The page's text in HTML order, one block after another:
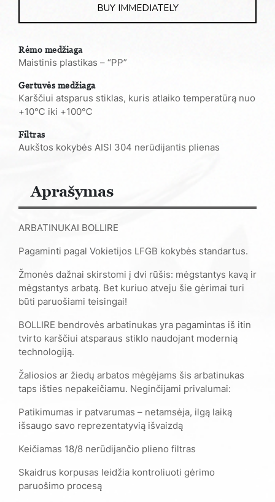
BUY IMMEDIATELY
Rėmo medžiaga
Maistinis plastikas – “PP”
Gertuvės medžiaga
Karščiui atsparus stiklas, kuris atlaiko temperatūrą nuo
+10℃ iki +100℃
Filtras
Aukštos kokybės AISI 304 nerūdijantis plienas
Aprašymas
ARBATINUKAI BOLLIRE
Pagaminti pagal Vokietijos LFGB kokybės standartus.
Žmonės dažnai skirstomi į dvi rūšis: mėgstantys kavą ir
mėgstantys arbatą. Bet kuriuo atveju šie gėrimai turi
būti paruošiami teisingai!
BOLLIRE bendrovės arbatinukas yra pagamintas iš itin
tvirto karščiui atsparaus stiklo naudojant modernią
technologiją.
Žaliosios ar žiedų arbatos mėgėjams šis arbatinukas
taps išties nepakeičiamu. Neginčijami privalumai:
Patikimumas ir patvarumas – netamsėja, ilgą laiką
išsaugo savo reprezentatyvią išvaizdą
Keičiamas 18/8 nerūdijančio plieno filtras
Skaidrus korpusas leidžia kontroliuoti gėrimo
paruošimo procesą